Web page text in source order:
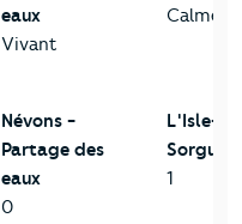
eaux
Vivant
Calme
Névons -
Partage des
eaux
0
L'Isle-
Sorgue
1